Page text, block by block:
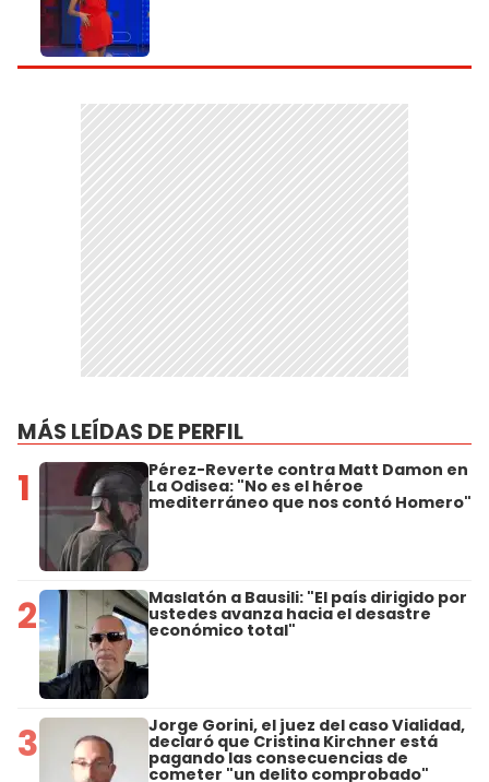
MÁS LEÍDAS DE PERFIL
1 Pérez-Reverte contra Matt Damon en
La Odisea: "No es el héroe
mediterráneo que nos contó Homero"
2 Maslatón a Bausili: "El país dirigido por
ustedes avanza hacia el desastre
económico total"
3 Jorge Gorini, el juez del caso Vialidad,
declaró que Cristina Kirchner está
pagando las consecuencias de
cometer "un delito comprobado"